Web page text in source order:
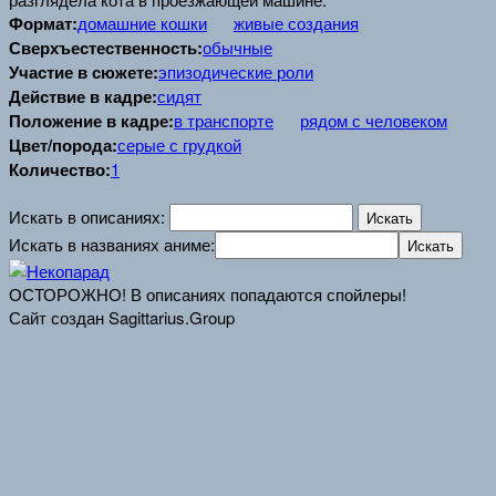
Формат:домашние кошки живые создания
Сверхъестественность:обычные
Участие в сюжете:эпизодические роли
Действие в кадре:сидят
Положение в кадре:в транспорте рядом с человеком
Цвет/порода:серые с грудкой
Количество:1
Искать в описаниях:
Искать в названиях аниме:
ОСТОРОЖНО! В описаниях попадаются спойлеры!
Сайт создан Sagittarius.Group